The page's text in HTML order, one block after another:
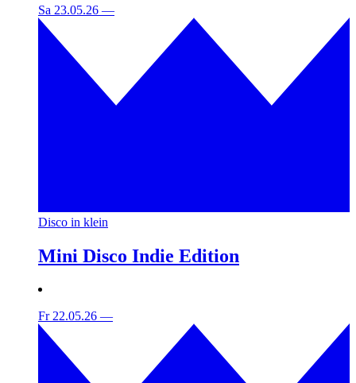
Sa 23.05.26 —
Disco in klein
Mini Disco Indie Edition
Fr 22.05.26 —